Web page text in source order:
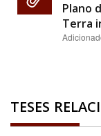
Plano
Terra
TESES